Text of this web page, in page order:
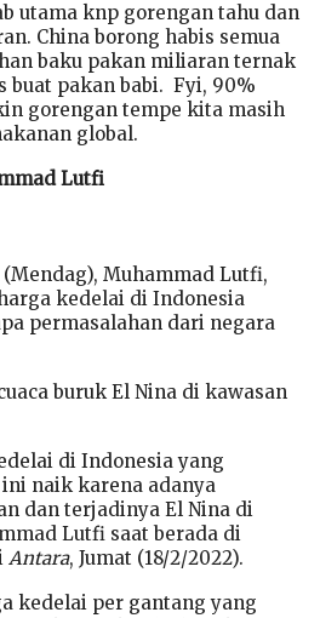
utama knp gorengan tahu dan
China borong habis semua
baku pakan miliaran ternak
buat pakan babi. Fyi, 90%
gorengan tempe kita masih
global.
Lutfi
Muhammad Lutfi,
kedelai di Indonesia
permasalahan dari negara
buruk El Nina di kawasan
di Indonesia yang
naik karena adanya
dan terjadinya El Nina di
Lutfi saat berada di
Antara, Jumat (18/2/2022).
kedelai per gantang yang